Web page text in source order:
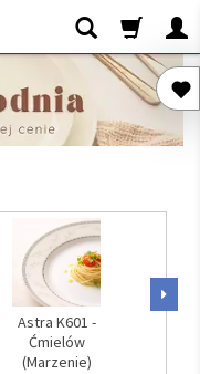
Astra K601 -
Ćmielów
(Marzenie)